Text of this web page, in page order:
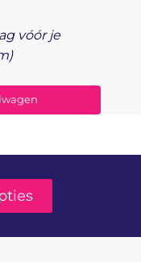
vóór je